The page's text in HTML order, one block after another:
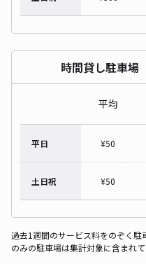
時間貸し駐車場
平均
平日 ¥50
土日祝 ¥50
過去1週間のサービス料をのぞく駐
のみの駐車場は集計対象に含まれて